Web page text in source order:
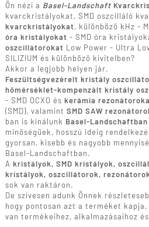
Ön nézi a Basel-Landschaft
kvarckristályokat, SMD oszcilláló
kvarckristályokat, különböző kHz -
óra kristályokat - SMD óra
oszcillátorokat Low Power - Ultra
SILIZIUM és különböző kivitelben?
Akkor a legjobb helyen jár.
Feszültségvezérelt kristály
hőmérséklet-kompenzált kristály
- SMD OCXO és kerámia
(SMD), valamint SMD SAW
ban is kínálunk Basel-Landschaftban
minőségűek, hosszú ideig
gyorsan, kisebb és nagyobb
Basel-Landschaftban.
A kristályok, SMD kristályok,
kristályok, oszcillátorok,
sok van raktáron.
De szívesen adunk Önnek
hogy pontosan azt a terméket kapja,
van termékeihez, alkalmazásaihoz